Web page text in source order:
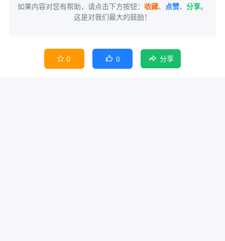
如果内容对您有帮助，请点击下方按钮： 收藏、 点赞、 分享。
这是对我们最大的鼓励！
 0  0 分享